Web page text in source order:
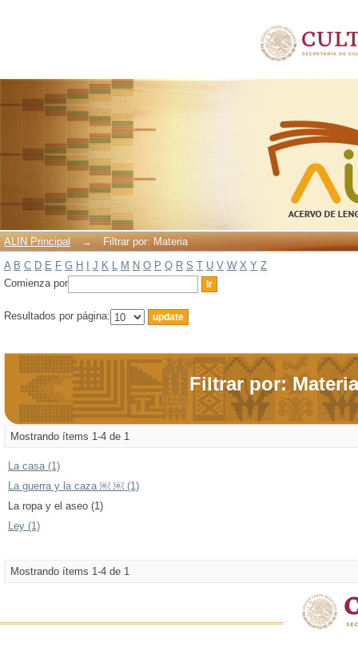
ALIN Principal →
Filtrar por: Materia
A B C D E F G H J K L M N O P Q R S T U V W X Y Z
Comienza por
Resultados por página:
Filtrar por: Materia
Mostrando ítems 1-4 de 1
La casa (1)
La guerra y la caza ￼ ￼ (1)
La ropa y el aseo (1)
Ley (1)
Mostrando ítems 1-4 de 1